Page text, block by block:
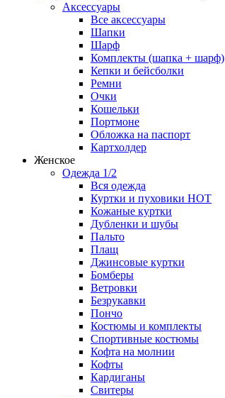
Аксессуары
Все аксессуары
Шапки
Шарф
Комплекты (шапка + шарф)
Кепки и бейсболки
Ремни
Очки
Кошельки
Портмоне
Обложка на паспорт
Картхолдер
Женское
Одежда 1/2
Вся одежда
Куртки и пуховики HOT
Кожаные куртки
Дубленки и шубы
Пальто
Плащ
Джинсовые куртки
Бомберы
Ветровки
Безрукавки
Пончо
Костюмы и комплекты
Спортивные костюмы
Кофта на молнии
Кофты
Кардиганы
Свитеры